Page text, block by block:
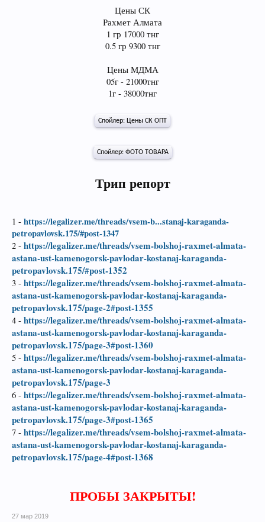
Цены СК
Рахмет Алмата
1 гр 17000 тнг
0.5 гр 9300 тнг
Цены МДМА
05г - 21000тнг
1г - 38000тнг
Спойлер: Цены СК ОПТ
Спойлер: ФОТО ТОВАРА
Трип репорт
1 - https://legalizer.me/threads/vsem-b...stanaj-karaganda-
petropavlovsk.175/#post-1347
2 - https://legalizer.me/threads/vsem-bolshoj-raxmet-almata-
astana-ust-kamenogorsk-pavlodar-kostanaj-karaganda-
petropavlovsk.175/#post-1352
3 - https://legalizer.me/threads/vsem-bolshoj-raxmet-almata-
astana-ust-kamenogorsk-pavlodar-kostanaj-karaganda-
petropavlovsk.175/page-2#post-1355
4 - https://legalizer.me/threads/vsem-bolshoj-raxmet-almata-
astana-ust-kamenogorsk-pavlodar-kostanaj-karaganda-
petropavlovsk.175/page-3#post-1360
5 - https://legalizer.me/threads/vsem-bolshoj-raxmet-almata-
astana-ust-kamenogorsk-pavlodar-kostanaj-karaganda-
petropavlovsk.175/page-3
6 - https://legalizer.me/threads/vsem-bolshoj-raxmet-almata-
astana-ust-kamenogorsk-pavlodar-kostanaj-karaganda-
petropavlovsk.175/page-3#post-1365
7 - https://legalizer.me/threads/vsem-bolshoj-raxmet-almata-
astana-ust-kamenogorsk-pavlodar-kostanaj-karaganda-
petropavlovsk.175/page-4#post-1368
ПРОБЫ ЗАКРЫТЫ!
27 мар 2019